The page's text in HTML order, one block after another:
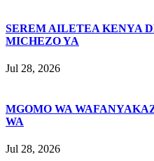
SEREM AILETEA KENYA
MICHEZO YA
Jul 28, 2026
MGOMO WA
WA
Jul 28, 2026